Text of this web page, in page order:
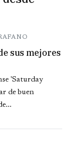
sus mejores
'Saturday
de buen